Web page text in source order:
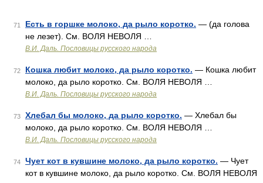
71 Есть в горшке молоко, да рыло коротко. — (да голова
не лезет). См. ВОЛЯ НЕВОЛЯ …
В.И. Даль. Пословицы русского народа
72 Кошка любит молоко, да рыло коротко. — Кошка любит
молоко, да рыло коротко. См. ВОЛЯ НЕВОЛЯ …
В.И. Даль. Пословицы русского народа
73 Хлебал бы молоко, да рыло коротко. — Хлебал бы
молоко, да рыло коротко. См. ВОЛЯ НЕВОЛЯ …
В.И. Даль. Пословицы русского народа
74 Чует кот в кувшине молоко, да рыло коротко. — Чует
кот в кувшине молоко, да рыло коротко. См. ВОЛЯ НЕВОЛЯ